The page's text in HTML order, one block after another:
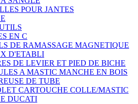
POUR JANTES
EN C
DE RAMASSAGE MAGNETIQUE
D'ETABLI
DE LEVIER ET PIED DE BICHE
A MASTIC MANCHE EN BOIS
DE TUBE
CARTOUCHE COLLE/MASTIC
DUCATI